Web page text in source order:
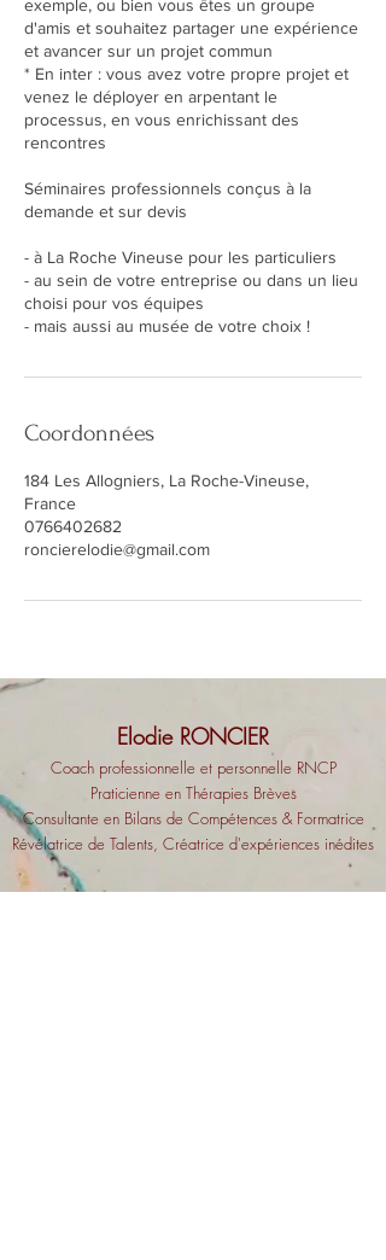
exemple, ou bien vous êtes un groupe
d'amis et souhaitez partager une expérience
et avancer sur un projet commun
* En inter : vous avez votre propre projet et
venez le déployer en arpentant le
processus, en vous enrichissant des
rencontres
Séminaires professionnels conçus à la
demande et sur devis
- à La Roche Vineuse pour les particuliers
- au sein de votre entreprise ou dans un lieu
choisi pour vos équipes
- mais aussi au musée de votre choix !
Coordonnées
184 Les Allogniers, La Roche-Vineuse,
France
0766402682
roncierelodie@gmail.com
Elodie RONCIER
Coach professionnelle et personnelle RNCP
Praticienne en Thérapies Brèves
Consultante en Bilansde Compétences & Formatrice
Révélatrice de Talents, Créatrice d'expériences inédites